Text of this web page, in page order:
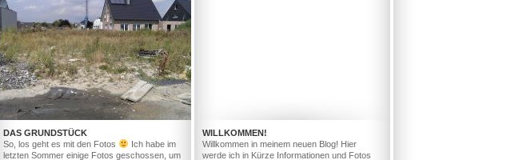
DAS GRUNDSTÜCK
So, los geht es mit den Fotos
Ich habe im
letzten Sommer einige Fotos geschossen, um
WILLKOMMEN!
Willkommen in meinem neuen Blog! Hier
werde ich in Kürze Informationen und Fotos